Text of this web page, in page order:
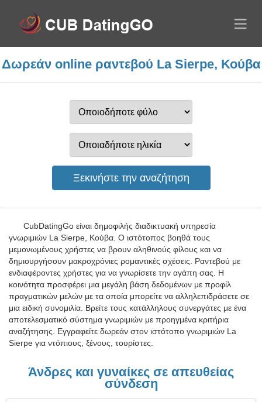
Δωρεάν online ραντεβού La Sierpe, Κούβα
CubDatingGo είναι δημοφιλής διαδικτυακή υπηρεσία
γνωριμιών La Sierpe, Κούβα. Ο ιστότοπος βοηθά τους
μεμονωμένους χρήστες να βρουν αληθινούς φίλους και να
δημιουργήσουν μακροχρόνιες ρομαντικές σχέσεις. Ραντεβού με
ενδιαφέροντες χρήστες για να γνωρίσετε την αγάπη σας. Η
κοινότητα προσφέρει μια μεγάλη βάση δεδομένων με προφίλ
πραγματικών μελών με τα οποία μπορείτε να αλληλεπιδράσετε σε
μια ειδική συνομιλία. Βρείτε τους κατάλληλους συνεργάτες με ένα
αποτελεσματικό σύστημα γνωριμιών με προηγμένα κριτήρια
αναζήτησης. Εγγραφείτε δωρεάν στον ιστότοπο γνωριμιών La
Sierpe για ντόπιους, ξένους, τουρίστες.
Άνδρες και γυναίκες σε απευθείας
σύνδεση